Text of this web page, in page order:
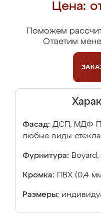
Цена:
Поможем
Ответим
Фасад: ДСП, МДФ
любые виды стекла
Фурнитура: Boyard,
Кромка: ПВХ (0,4
Размеры: